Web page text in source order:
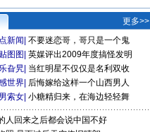
更多>>
新闻 不要迷恋哥，哥只是一个鬼
图图 英媒评出2009年度搞怪发明
旮旯 当红明星不仅仅是名利双收
世界 后悔嫁给这样一个山西男人
索女 小糖精归来，在海边轻轻舞
人回来之后都会说中国不好